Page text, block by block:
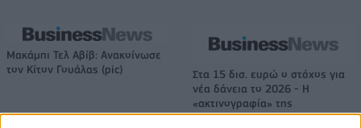
Μακάμπι Τελ Αβίβ: Ανακοίνωσε
τον Κίτον Γουάλας (pic)
Στα 15 δισ. ευρώ ο στόχος για
νέα δάνεια το 2026 - Η
«ακτινογραφία» της
κερδοφορίας των τραπεζών το